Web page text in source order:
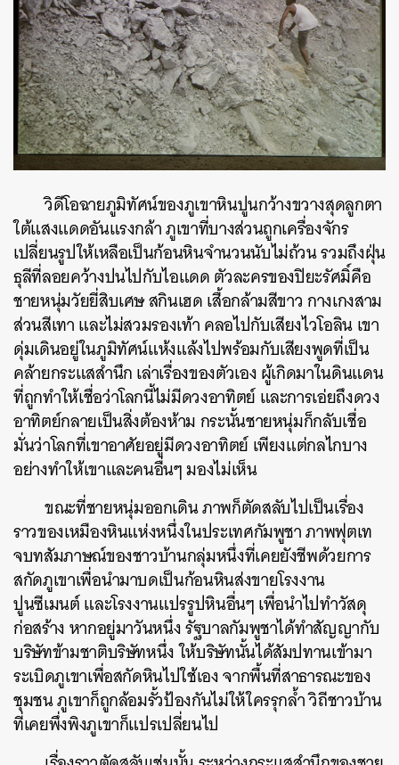
วิดีโอฉายภูมิทัศน์ของภูเขาหินปูนกว้างขวางสุดลูกตา
ใต้แสงแดดอันแรงกล้า ภูเขาที่บางส่วนถูกเครื่องจักร
เปลี่ยนรูปให้เหลือเป็นก้อนหินจำนวนนับไม่ถ้วน รวมถึงฝุ่น
ธุลีที่ลอยคว้างปนไปกับไอแดด ตัวละครของปิยะรัศมิ์คือ
ชายหนุ่มวัยยี่สิบเศษ สกินเฮด เสื้อกล้ามสีขาว กางเกงสาม
ส่วนสีเทา และไม่สวมรองเท้า คลอไปกับเสียงไวโอลิน เขา
ดุ่มเดินอยู่ในภูมิทัศน์แห้งแล้งไปพร้อมกับเสียงพูดที่เป็น
คล้ายกระแสสำนึก เล่าเรื่องของตัวเอง ผู้เกิดมาในดินแดน
ที่ถูกทำให้เชื่อว่าโลกนี้ไม่มีดวงอาทิตย์ และการเอ่ยถึงดวง
อาทิตย์กลายเป็นสิ่งต้องห้าม กระนั้นชายหนุ่มก็กลับเชื่อ
มั่นว่าโลกที่เขาอาศัยอยู่มีดวงอาทิตย์ เพียงแต่กลไกบาง
อย่างทำให้เขาและคนอื่นๆ มองไม่เห็น
ขณะที่ชายหนุ่มออกเดิน ภาพก็ตัดสลับไปเป็นเรื่อง
ราวของเหมืองหินแห่งหนึ่งในประเทศกัมพูชา ภาพฟุตเท
จบทสัมภาษณ์ของชาวบ้านกลุ่มหนึ่งที่เคยยังชีพด้วยการ
สกัดภูเขาเพื่อนำมาบดเป็นก้อนหินส่งขายโรงงาน
ปูนซีเมนต์ และโรงงานแปรรูปหินอื่นๆ เพื่อนำไปทำวัสดุ
ก่อสร้าง หากอยู่มาวันหนึ่ง รัฐบาลกัมพูชาได้ทำสัญญากับ
บริษัทข้ามชาติบริษัทหนึ่ง ให้บริษัทนั้นได้สัมปทานเข้ามา
ระเบิดภูเขาเพื่อสกัดหินไปใช้เอง จากพื้นที่สาธารณะของ
ชุมชน ภูเขาก็ถูกล้อมรั้วป้องกันไม่ให้ใครรุกล้ำ วิถีชาวบ้าน
ที่เคยพึ่งพิงภูเขาก็แปรเปลี่ยนไป